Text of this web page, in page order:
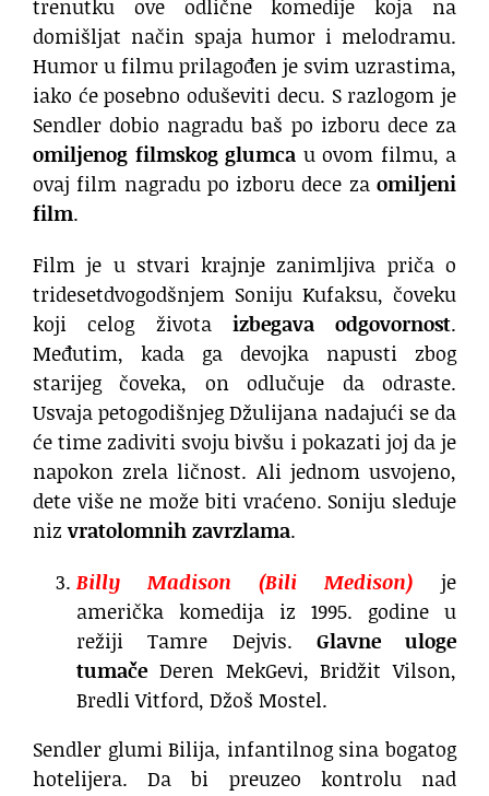
trenutku ove odlične komedije koja na
domišljat način spaja humor i melodramu.
Humor u filmu prilagođen je svim uzrastima,
iako će posebno oduševiti decu. S razlogom je
Sendler dobio nagradu baš po izboru dece za
omiljenog filmskog glumca u ovom filmu, a
ovaj film nagradu po izboru dece za omiljeni
film.
Film je u stvari krajnje zanimljiva priča o
tridesetdvogodšnjem Soniju Kufaksu, čoveku
koji celog života izbegava odgovornost.
Međutim, kada ga devojka napusti zbog
starijeg čoveka, on odlučuje da odraste.
Usvaja petogodišnjeg Džulijana nadajući se da
će time zadiviti svoju bivšu i pokazati joj da je
napokon zrela ličnost. Ali jednom usvojeno,
dete više ne može biti vraćeno. Soniju sleduje
nizvratolomnih zavrzlama.
Billy Madison (Bili Medison) je
američka komedija iz 1995. godine u
režiji Tamre Dejvis. Glavne uloge
tumače Deren MekGevi, Bridžit Vilson,
Bredli Vitford, Džoš Mostel.
Sendler glumi Bilija, infantilnog sina bogatog
hotelijera. Da bi preuzeo kontrolu nad